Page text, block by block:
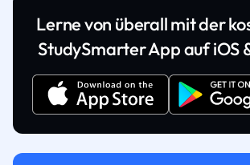
Lerne von überall mit der
StudySmarter App auf iOS